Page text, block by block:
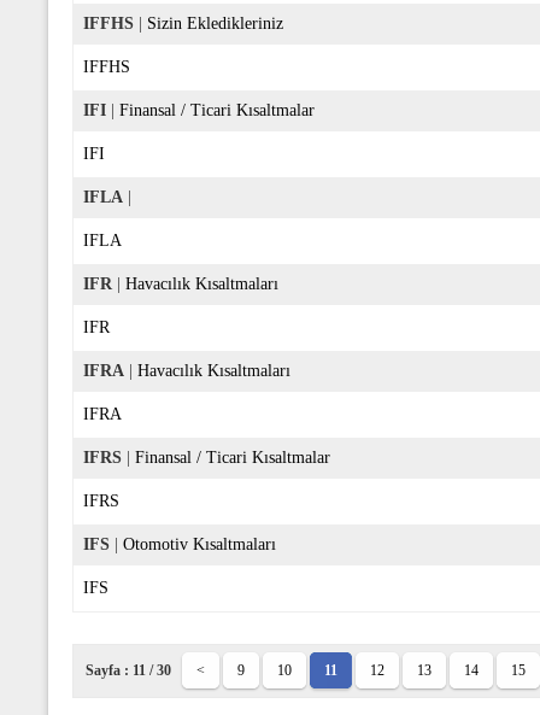
IFFHS Sizin Ekledikleriniz
IFFHS
IFI Finansal / Ticari Kısaltmalar
IFI
IFLA
IFLA
IFR Havacılık Kısaltmaları
IFR
IFRA Havacılık Kısaltmaları
IFRA
IFRS Finansal / Ticari Kısaltmalar
IFRS
IFS Otomotiv Kısaltmaları
IFS
Sayfa : 11 / 30 < 9 10 11 12 13 14 15